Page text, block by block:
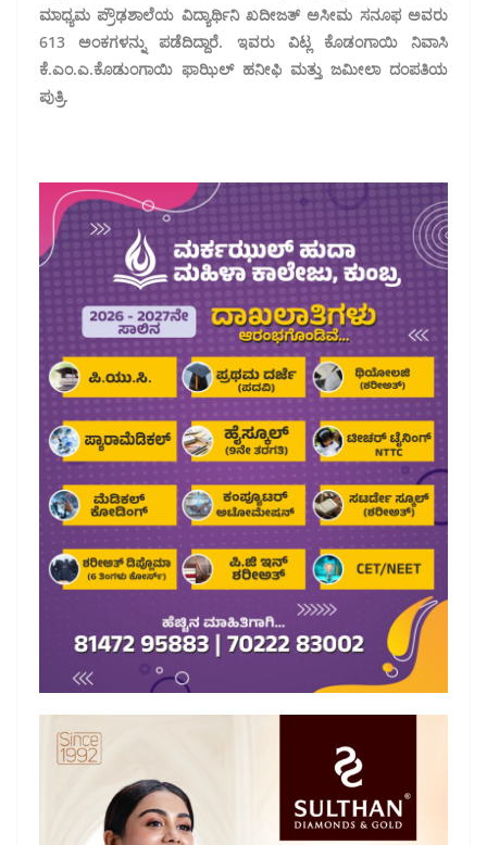
ಮಾಧ್ಯಮ ಪ್ರೌಢಶಾಲೆಯ ವಿದ್ಯಾರ್ಥಿನಿ ಖದೀಜತ್ ಅಸೀಮ ಸನೂಫ ಅವರು
613 ಅಂಕಗಳನ್ನು ಪಡೆದಿದ್ದಾರೆ. ಇವರು ವಿಟ್ಲ ಕೊಡಂಗಾಯಿ ನಿವಾಸಿ
ಕೆ.ಎಂ.ಎ.ಕೊಡುಂಗಾಯಿ ಫಾಝಿಲ್ ಹನೀಫಿ ಮತ್ತು ಜಮೀಲಾ ದಂಪತಿಯ
ಪುತ್ರಿ.